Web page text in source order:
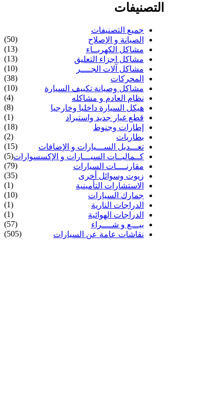
التصنيفات
جميع التصنيفات
الصيانة و الإصلاح
(50)
مشاكل الكهربــاء
(13)
مشاكل اجزاء التعليق
(13)
مشاكل آلات الجــــر
(10)
المحركات
(38)
مشاكل وصيانة تكييف السيارة
(10)
نظام العادم و مشاكله
(4)
هيكل السيارة داخليا وخارجيا
(8)
قطع غيار جديد واستيراد
(1)
إطارات وجنوط
(18)
بطاريات
(2)
تعـــديل الســـيارات و الإضافات
(15)
كــماليــات السيـــارات و الإكسسوارات(5)
مقارنــــات السيارات
(79)
زيوت وسوائل أخرى
(35)
الاستشارات التأمينية
(1)
جمارك السيارات
(10)
الدراجات النارية
(1)
الدراجات الهوائية
(1)
بيـــع و شــــراء
(57)
نقاشات عامة عن السيارات
(505)